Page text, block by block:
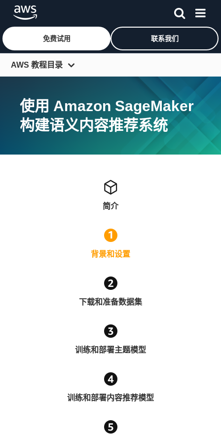
跳至主要内容
免费试用 联系我们
AWS 教程目录
开发人员中心
IT 专家中心
使用 Amazon SageMaker
构建语义内容推荐系统
简介
背景和设置
下载和准备数据集
训练和部署主题模型
训练和部署内容推荐模型